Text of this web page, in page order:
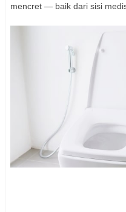
mencret — baik dari sisi